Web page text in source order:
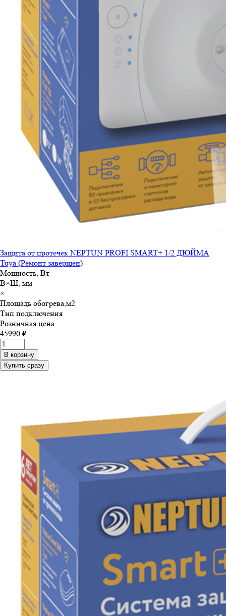
Защита от протечек NEPTUN PROFI SMART+ 1/2 ДЮЙМА
Tuya (Ремонт завершен)
Мощность, Вт
В×Ш, мм
×
Площадь обогрева,м2
Тип подключения
Розничная цена
45990 ₽
В корзину
Купить сразу